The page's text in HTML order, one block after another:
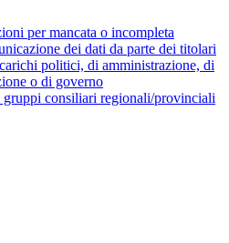
per mancata o incompleta
dei dati da parte dei titolari
politici, di amministrazione, di
o di governo
gruppi consiliari regionali/provinciali